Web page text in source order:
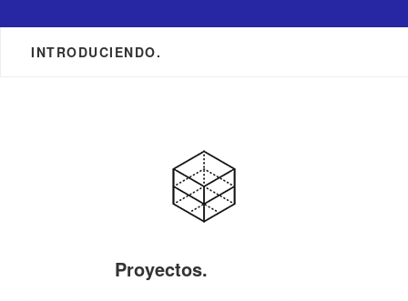
INTRODUCIENDO.
Proyectos.